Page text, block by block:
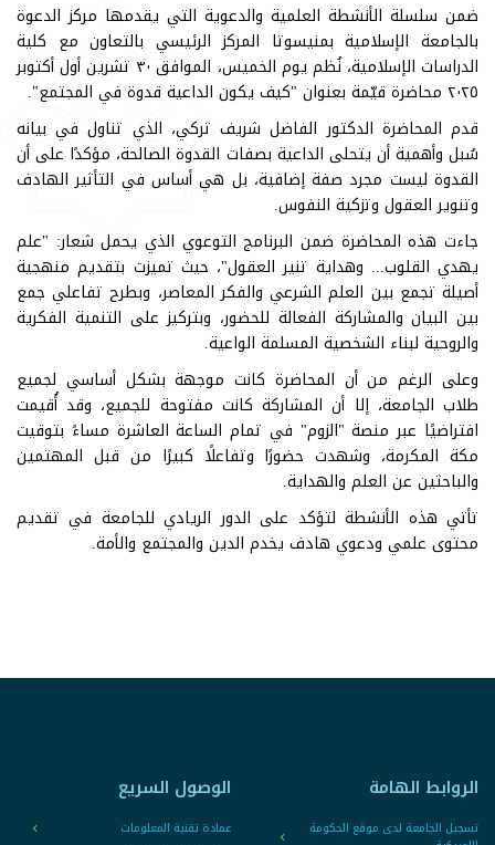
ضمن سلسلة الأنشطة العلمية والدعوية التي يقدمها مركز الدعوة
بالجامعة الإسلامية بمنيسوتا المركز الرئيسي بالتعاون مع كلية
الدراسات الإسلامية، نُظم يوم الخميس، الموافق ٣٠ تشرين أول أكتوبر
٢٠٢٥ محاضرة قيّمة بعنوان "كيف يكون الداعية قدوة في المجتمع".
قدم المحاضرة الدكتور الفاضل شريف تركي، الذي تناول في بيانه
سُبل وأهمية أن يتحلى الداعية بصفات القدوة الصالحة، مؤكدًا على أن
القدوة ليست مجرد صفة إضافية، بل هي أساس في التأثير الهادف
وتنوير العقول وتزكية النفوس.
جاءت هذه المحاضرة ضمن البرنامج التوعوي الذي يحمل شعار: "علم
يهدي القلوب... وهداية تنير العقول"، حيث تميزت بتقديم منهجية
أصيلة تجمع بين العلم الشرعي والفكر المعاصر، وبطرح تفاعلي جمع
بين البيان والمشاركة الفعالة للحضور، وبتركيز على التنمية الفكرية
والروحية لبناء الشخصية المسلمة الواعية.
وعلى الرغم من أن المحاضرة كانت موجهة بشكل أساسي لجميع
طلاب الجامعة، إلا أن المشاركة كانت مفتوحة للجميع، وقد أُقيمت
افتراضيًا عبر منصة "الزوم" في تمام الساعة العاشرة مساءً بتوقيت
مكة المكرمة، وشهدت حضورًا وتفاعلًا كبيرًا من قبل المهتمين
والباحثين عن العلم والهداية.
تأتي هذه الأنشطة لتؤكد على الدور الريادي للجامعة في تقديم
محتوى علمي ودعوي هادف يخدم الدين والمجتمع والأمة.
الروابط الهامة
تسجيل الجامعة لدى موقع الحكومة
الوصول السريع
عمادة تقنية المعلومات